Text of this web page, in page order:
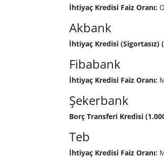
İhtiyaç Kredisi Faiz Oranı:
Akbank
İhtiyaç Kredisi (Sigortasız)
Fibabank
İhtiyaç Kredisi Faiz Oranı:
Şekerbank
Borç Transferi Kredisi
Teb
İhtiyaç Kredisi Faiz Oranı: